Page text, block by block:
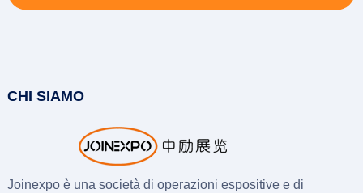
CHI SIAMO
Joinexpo è una società di operazioni espositive e di